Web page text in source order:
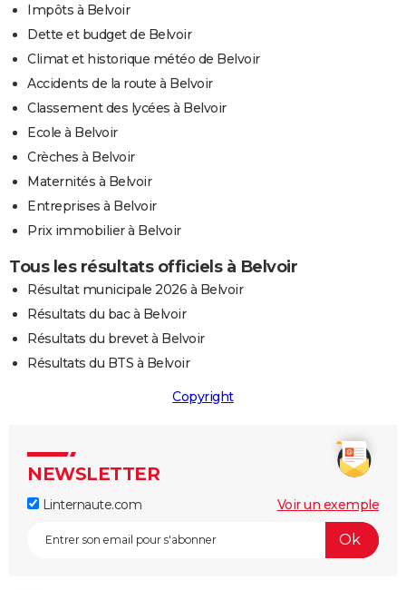
Impôts à Belvoir
Dette et budget de Belvoir
Climat et historique météo de Belvoir
Accidents de la route à Belvoir
Classement des lycées à Belvoir
Ecole à Belvoir
Crèches à Belvoir
Maternités à Belvoir
Entreprises à Belvoir
Prix immobilier à Belvoir
Tous les résultats officiels à Belvoir
Résultat municipale 2026 à Belvoir
Résultats du bac à Belvoir
Résultats du brevet à Belvoir
Résultats du BTS à Belvoir
Copyright
NEWSLETTER
Linternaute.com Voir un exemple